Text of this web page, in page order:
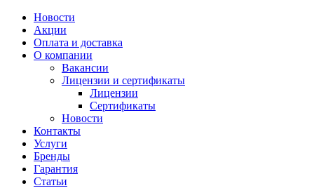
Новости
Акции
Оплата и доставка
О компании
Вакансии
Лицензии и сертификаты
Лицензии
Сертификаты
Новости
Контакты
Услуги
Бренды
Гарантия
Статьи